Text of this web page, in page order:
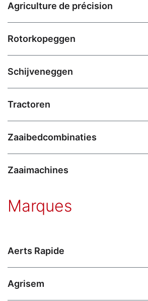
Agriculture de précision
Rotorkopeggen
Schijveneggen
Tractoren
Zaaibedcombinaties
Zaaimachines
Marques
Aerts Rapide
Agrisem